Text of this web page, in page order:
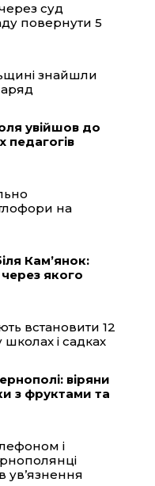
t
p
суд
повернути 5
знайшли
увійшов до
на
Кам’янок:
якого
встановити 12
і садках
віряни
з фруктами та
і
ув’язнення